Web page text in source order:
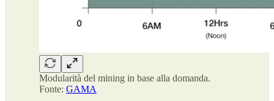
Modularità del mining in base alla domanda.
Fonte: GAMA